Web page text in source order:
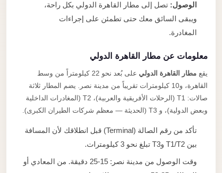
الوصول:تصل إلى مطار القاهرة الدولي بكل راحة،
ويبقى السائق معك حتى تطمئن على إجراءات
المغادرة.
معلومات عن مطار القاهرة الدولي
يقعمطار القاهرة الدولي
على بُعد نحو 22 كيلومتراً من وسط
القاهرة، و10 كيلومترات تقريباً من مدينة نصر. يضم المطار ثلاثة
صالات: T1 (الرحلات الأفريقية والعربية)، T2 (المغادرات الداخلية
وبعض الدولية)، و T3 (الحديثة — معظم شركات الطيران الكبرى).
تأكد من رقم الصالة (Terminal) قبل انطلاقك لأن المسافة
بين T1/T2 وT3 تبلغ نحو 3 كيلومترات.
وقت الوصول من مدينة نصر: 15-25 دقيقة. من المعادي أو